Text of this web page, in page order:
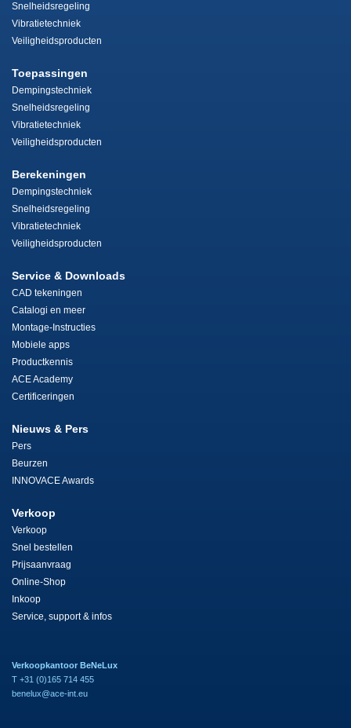
Snelheidsregeling
Vibratietechniek
Veiligheidsproducten
Toepassingen
Dempingstechniek
Snelheidsregeling
Vibratietechniek
Veiligheidsproducten
Berekeningen
Dempingstechniek
Snelheidsregeling
Vibratietechniek
Veiligheidsproducten
Service & Downloads
CAD tekeningen
Catalogi en meer
Montage-Instructies
Mobiele apps
Productkennis
ACE Academy
Certificeringen
Nieuws & Pers
Pers
Beurzen
INNOVACE Awards
Verkoop
Verkoop
Snel bestellen
Prijsaanvraag
Online-Shop
Inkoop
Service, support & infos
Verkoopkantoor BeNeLux
T +31 (0)165 714 455
benelux@ace-int.eu